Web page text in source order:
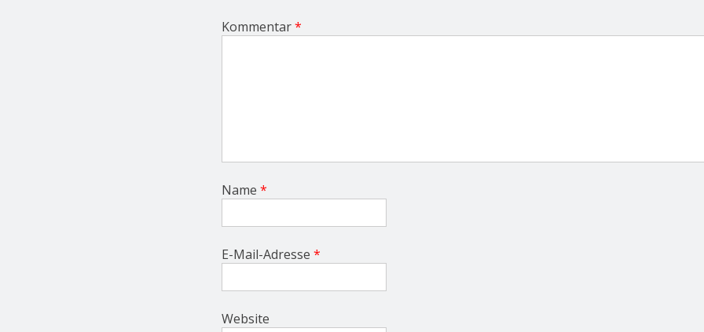
o
n
Kommentar*
Name *
E-Mail-Adresse *
Website